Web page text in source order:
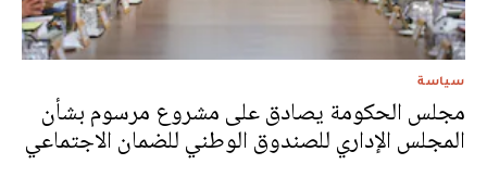
سياسة
مجلس الحكومة يصادق على مشروع مرسوم بشأن
المجلس الإداري للصندوق الوطني للضمان الاجتماعي